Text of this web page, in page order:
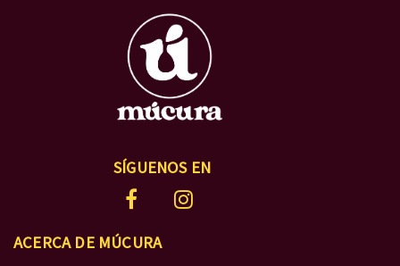
SÍGUENOS EN
ACERCA DE MÚCURA